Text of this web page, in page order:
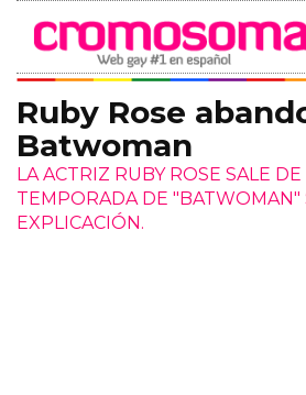
Ruby Rose
Batwoman
LA ACTRIZ RUBY ROSE SALE
TEMPORADA DE
EXPLICACIÓN.